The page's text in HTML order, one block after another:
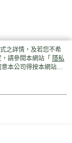
之詳情，及若您不希
請參閱本網站「 隱私
本公司得按本網站使